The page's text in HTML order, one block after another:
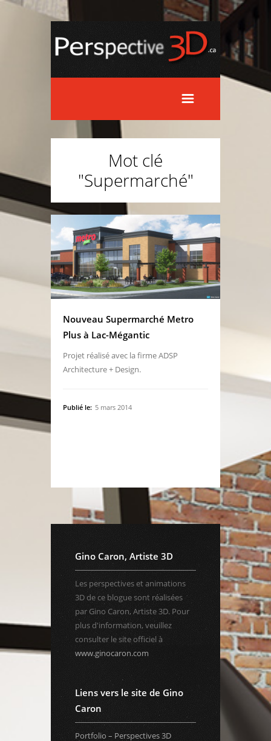
Mot clé
"Supermarché"
Nouveau Supermarché Metro
Plus à Lac-Mégantic
Projet réalisé avec la firme ADSP
Architecture + Design.
Publié le: 5 mars 2014
Gino Caron, Artiste 3D
Les perspectives et animations
3D de ce blogue sont réalisées
par Gino Caron, Artiste 3D. Pour
plus d'information, veuillez
consulter le site officiel à
www.ginocaron.com
Liens vers le site de Gino
Caron
Portfolio – Perspectives 3D